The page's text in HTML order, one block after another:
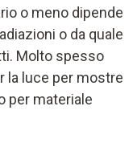
o meno dipende
o da quale
Molto spesso
la luce per mostre
per materiale